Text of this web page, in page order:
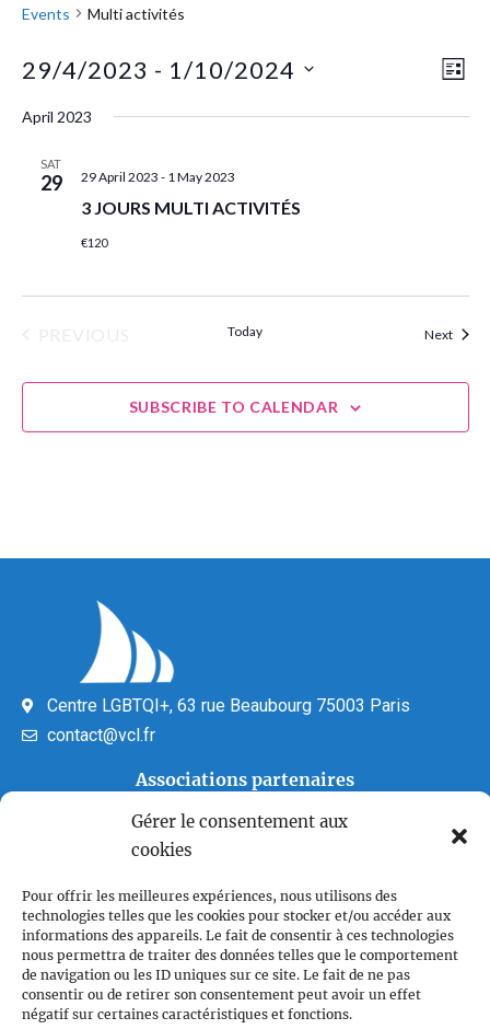
Gérer le consentement aux
cookies
Pour offrir les meilleures expériences, nous utilisons des
technologies telles que les cookies pour stocker et/ou accéder aux
informations des appareils. Le fait de consentir à ces technologies
nous permettra de traiter des données telles que le comportement
de navigation ou les ID uniques sur ce site. Le fait de ne pas
consentir ou de retirer son consentement peut avoir un effet
négatif sur certaines caractéristiques et fonctions.
Events Multi activités
LIST
29/4/2023 - 1/10/2024
date.
April 2023
SAT
29 29 April 2023 - 1 May 2023
3 JOURS MULTI ACTIVITÉS
€120
Today Next
SUBSCRIBE TO CALENDAR
Centre LGBTQI+, 63 rue Beaubourg 75003 Paris
contact@vcl.fr
Associations partenaires
Plan du site
Accueil